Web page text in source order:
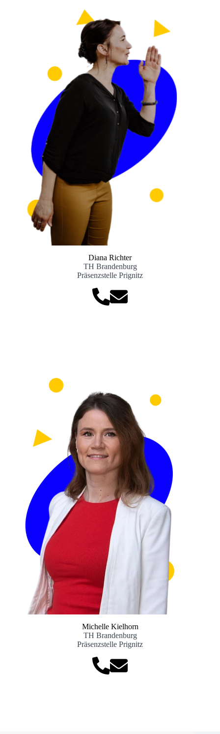
Diana Richter
TH Brandenburg
Präsenzstelle Prignitz
Michelle Kielhorn
TH Brandenburg
Präsenzstelle Prignitz